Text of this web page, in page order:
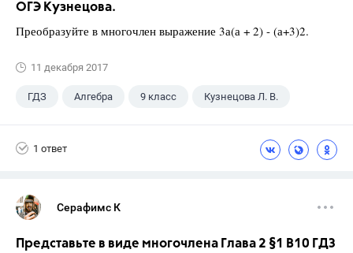
ОГЭ Кузнецова.
Преобразуйте в многочлен выражение 3а(а + 2) - (а+3)2.
11 декабря 2017
ГДЗ Алгебра 9 класс Кузнецова Л. В.
1 ответ
Серафимс К
Представьте в виде многочлена Глава 2 §1 B10 ГДЗ